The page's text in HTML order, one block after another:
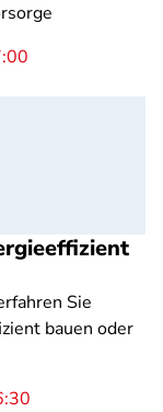
Sie
bauen oder